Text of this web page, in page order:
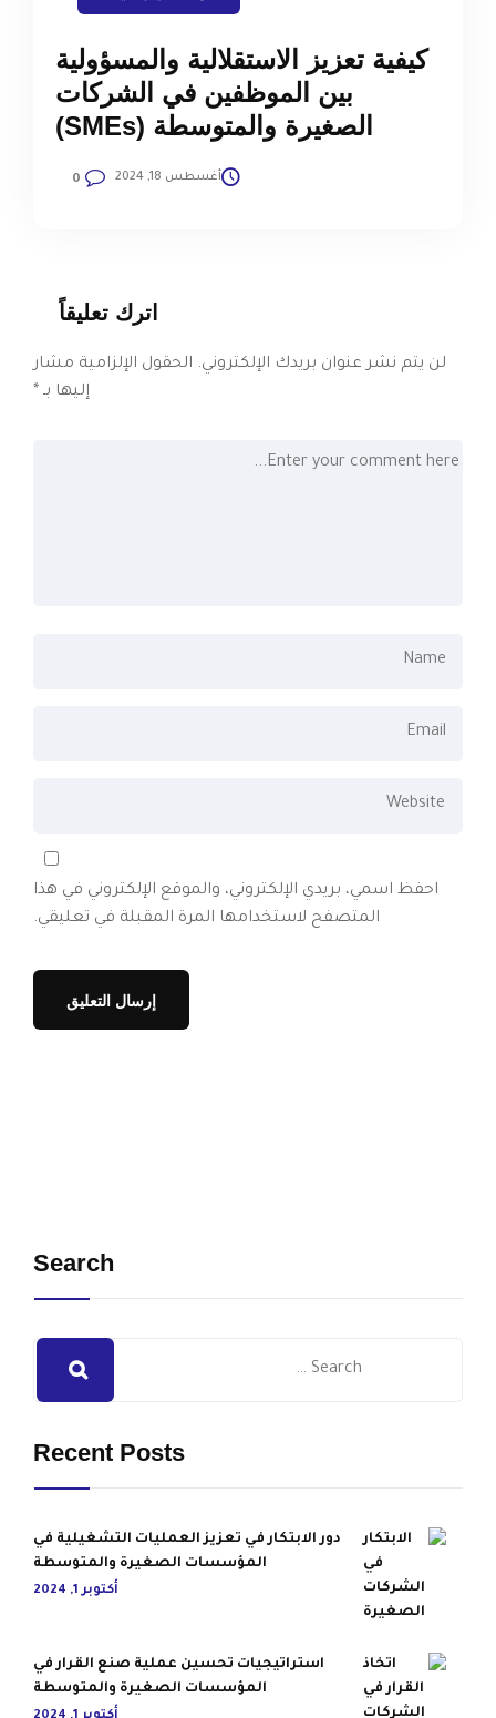
كيفية تعزيز الاستقلالية والمسؤولية
بين الموظفين في الشركات
الصغيرة والمتوسطة (SMEs)
أغسطس 18, 2024 0
اترك تعليقاً
لن يتم نشر عنوان بريدك الإلكتروني. الحقول الإلزامية مشار
إليها بـ *
احفظ اسمي، بريدي الإلكتروني، والموقع الإلكتروني في هذا
المتصفح لاستخدامها المرة المقبلة في تعليقي.
Search
Recent Posts
دور الابتكار في تعزيز العمليات التشغيلية في
المؤسسات الصغيرة والمتوسطة
أكتوبر 1, 2024
استراتيجيات تحسين عملية صنع القرار في
المؤسسات الصغيرة والمتوسطة